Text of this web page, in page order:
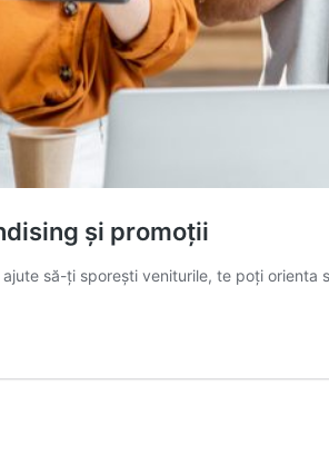
și promoții
să-ți sporești veniturile, te poți